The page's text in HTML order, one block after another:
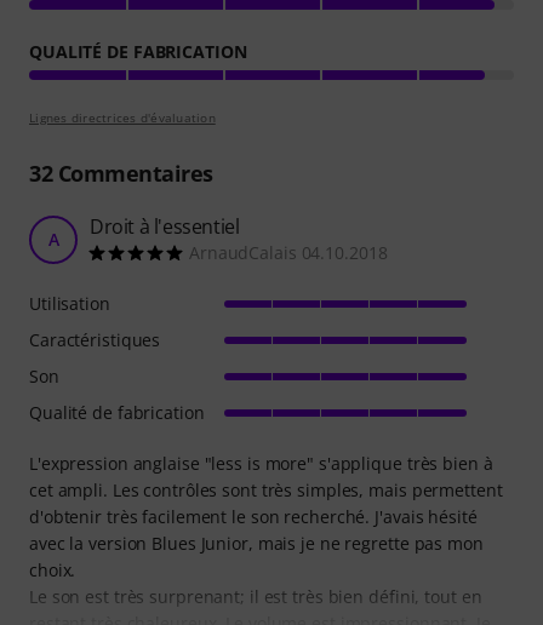
QUALITÉ DE FABRICATION
Lignes directrices d'évaluation
32Commentaires
A Droit à l'essentiel
ArnaudCalais 04.10.2018
L'expression anglaise "less is more" s'applique très bien à
cet ampli. Les contrôles sont très simples, mais permettent
d'obtenir très facilement le son recherché. J'avais hésité
avec la version Blues Junior, mais je ne regrette pas mon
choix.
Le son est très surprenant; il est très bien défini, tout en
Utilisation
Caractéristiques
Son
Qualité de fabrication